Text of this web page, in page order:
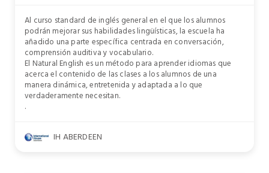
Al curso standard de inglés general en el que los alumnos
podrán mejorar sus habilidades lingüísticas, la escuela ha
añadido una parte específica centrada en conversación,
comprensión auditiva y vocabulario.
El Natural English es un método para aprender idiomas que
acerca el contenido de las clases a los alumnos de una
manera dinámica, entretenida y adaptada a lo que
verdaderamente necesitan.
.
IH ABERDEEN